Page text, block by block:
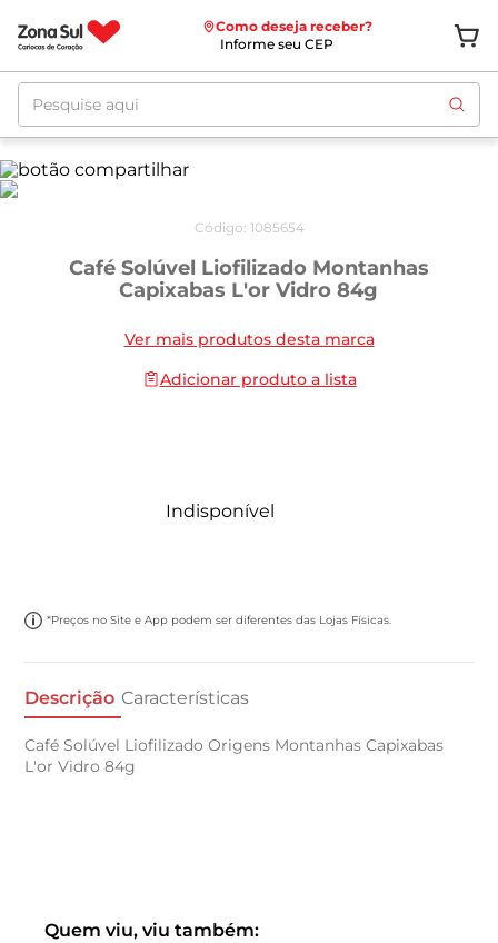
Como deseja receber?
Informe seu CEP
Pesquise aqui
Código: 1085654
Café Solúvel Liofilizado Montanhas
Capixabas L'or Vidro 84g
Ver mais produtos desta marca
Adicionar produto a lista
Indisponível
*Preços no Site e App podem ser diferentes das Lojas Físicas.
Descrição Características
Café Solúvel Liofilizado Origens Montanhas Capixabas
L'or Vidro 84g
Quem viu, viu também: